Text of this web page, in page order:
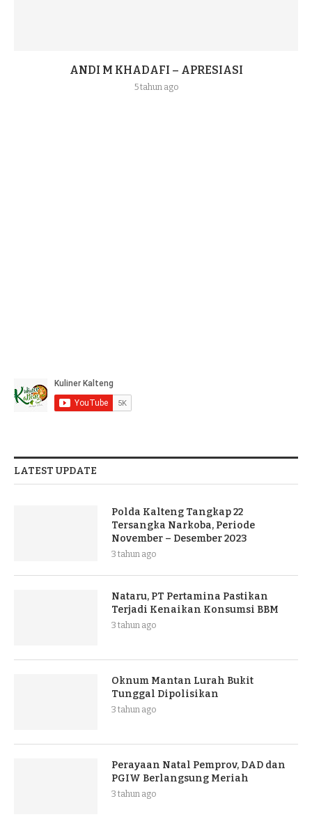
ANDI M KHADAFI – APRESIASI
5 tahun ago
LATEST UPDATE
Polda Kalteng Tangkap 22
Tersangka Narkoba, Periode
November – Desember 2023
3 tahun ago
Nataru, PT Pertamina Pastikan
Terjadi Kenaikan Konsumsi BBM
3 tahun ago
Oknum Mantan Lurah Bukit
Tunggal Dipolisikan
3 tahun ago
Perayaan Natal Pemprov, DAD dan
PGIW Berlangsung Meriah
3 tahun ago